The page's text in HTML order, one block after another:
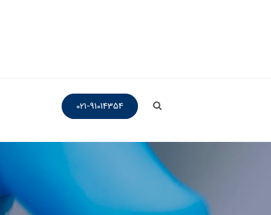
021-91014354